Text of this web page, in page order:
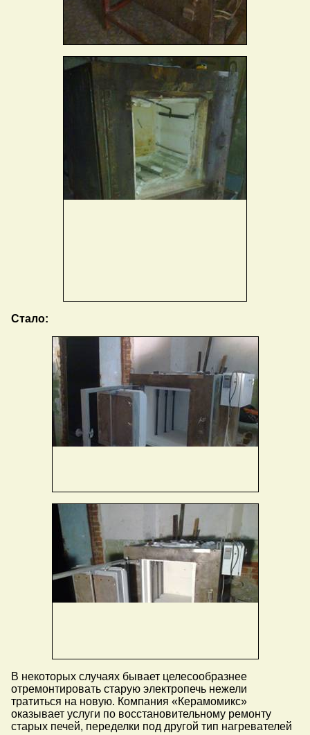
Стало:
В некоторых случаях бывает целесообразнее
отремонтировать старую электропечь нежели
тратиться на новую. Компания «Керамомикс»
оказывает услуги по восстановительному ремонту
старых печей, переделки под другой тип нагревателей